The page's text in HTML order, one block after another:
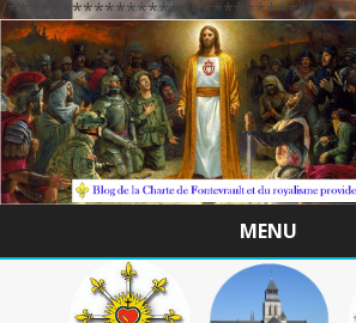
/
MENU
Skip
to
content